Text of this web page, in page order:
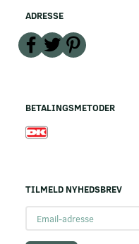
ADRESSE
BETALINGSMETODER
TILMELD NYHEDSBREV
adresse